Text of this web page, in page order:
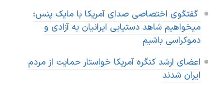
گفتگوی اختصاصی صدای آمریکا با مایک پنس:
میخواهیم شاهد دستیابی ایرانیان به آزادی و
دموکراسی باشیم
اعضای ارشد کنگره آمریکا خواستار حمایت از مردم
ایران شدند